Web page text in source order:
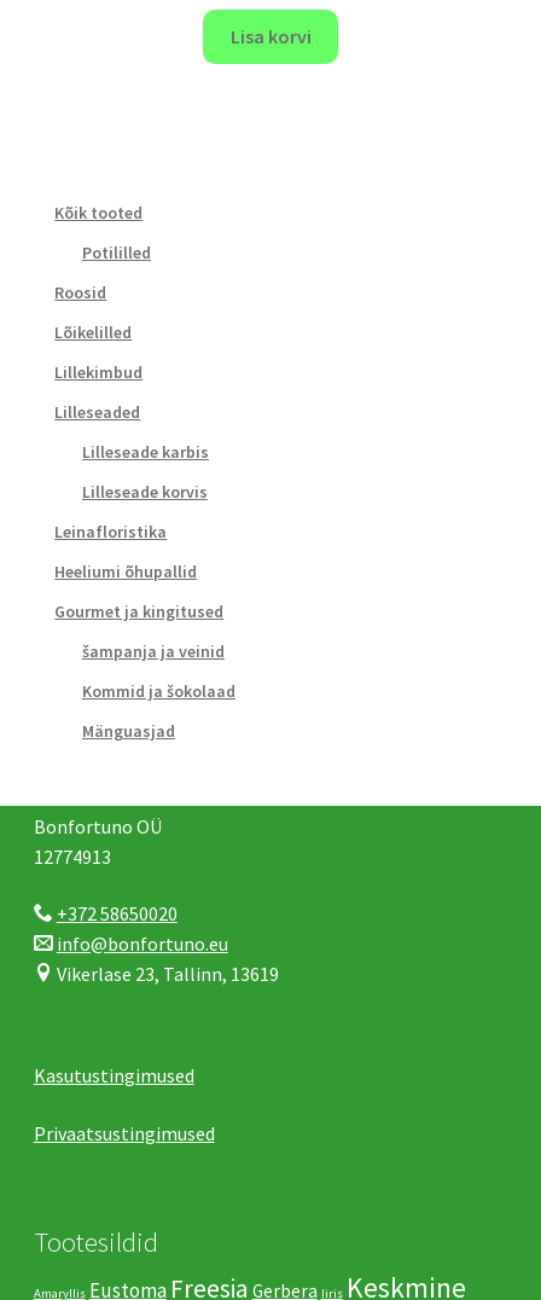
Lisa korvi
Kõik tooted
Potililled
Roosid
Lõikelilled
Lillekimbud
Lilleseaded
Lilleseade karbis
Lilleseade korvis
Leinafloristika
Heeliumi õhupallid
Gourmet ja kingitused
šampanja ja veinid
Kommid ja šokolaad
Mänguasjad
Bonfortuno OÜ
12774913
+372 58650020
info@bonfortuno.eu
Vikerlase 23, Tallinn, 13619
Kasutustingimused
Privaatsustingimused
Tootesildid
Amaryllis Eustoma Freesia Gerbera Iiris Keskmine